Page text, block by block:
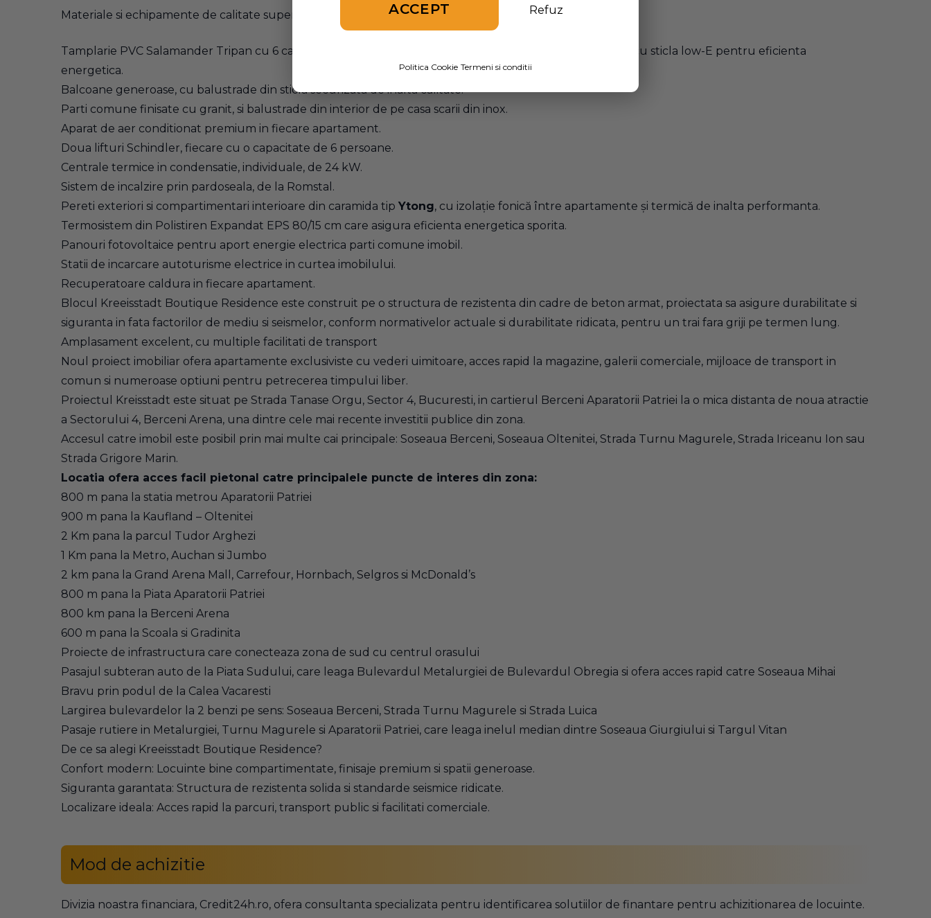
Materiale si echipamente de calitate superioara:
Tamplarie PVC Salamander Tripan cu 6 camere, culoare gri antracit la exterior si alb la interior, echipata cu sticla low-E pentru eficienta
energetica.
Balcoane generoase, cu balustrade din sticla securizata de inalta calitate.
Parti comune finisate cu granit, si balustrade din interior de pe casa scarii din inox.
Aparat de aer conditionat premium in fiecare apartament.
Doua lifturi Schindler, fiecare cu o capacitate de 6 persoane.
Centrale termice in condensatie, individuale, de 24 kW.
Sistem de incalzire prin pardoseala, de la Romstal.
Pereti exteriori si compartimentari interioare din caramida tip Ytong, cu izolație fonică între apartamente și termică de inalta performanta.
Termosistem din Polistiren Expandat EPS 80/15 cm care asigura eficienta energetica sporita.
Panouri fotovoltaice pentru aport energie electrica parti comune imobil.
Statii de incarcare autoturisme electrice in curtea imobilului.
Recuperatoare caldura in fiecare apartament.
Blocul Kreeisstadt Boutique Residence este construit pe o structura de rezistenta din cadre de beton armat, proiectata sa asigure durabilitate si
siguranta in fata factorilor de mediu si seismelor, conform normativelor actuale si durabilitate ridicata, pentru un trai fara griji pe termen lung.
Amplasament excelent, cu multiple facilitati de transport
Noul proiect imobiliar ofera apartamente exclusiviste cu vederi uimitoare, acces rapid la magazine, galerii comerciale, mijloace de transport in
comun si numeroase optiuni pentru petrecerea timpului liber.
Proiectul Kreisstadt este situat pe Strada Tanase Orgu, Sector 4, Bucuresti, in cartierul Berceni Aparatorii Patriei la o mica distanta de noua atractie
a Sectorului 4, Berceni Arena, una dintre cele mai recente investitii publice din zona.
Accesul catre imobil este posibil prin mai multe cai principale: Soseaua Berceni, Soseaua Oltenitei, Strada Turnu Magurele, Strada Iriceanu Ion sau
Strada Grigore Marin.
Locatia ofera acces facil pietonal catre principalele puncte de interes din zona:
800 m pana la statia metrou Aparatorii Patriei
900 m pana la Kaufland – Oltenitei
2 Km pana la parcul Tudor Arghezi
1 Km pana la Metro, Auchan si Jumbo
2 km pana la Grand Arena Mall, Carrefour, Hornbach, Selgros si McDonald’s
800 m pana la Piata Aparatorii Patriei
800 km pana la Berceni Arena
600 m pana la Scoala si Gradinita
Proiecte de infrastructura care conecteaza zona de sud cu centrul orasului
Pasajul subteran auto de la Piata Sudului, care leaga Bulevardul Metalurgiei de Bulevardul Obregia si ofera acces rapid catre Soseaua Mihai
Bravu prin podul de la Calea Vacaresti
Largirea bulevardelor la 2 benzi pe sens: Soseaua Berceni, Strada Turnu Magurele si Strada Luica
Pasaje rutiere in Metalurgiei, Turnu Magurele si Aparatorii Patriei, care leaga inelul median dintre Soseaua Giurgiului si Targul Vitan
De ce sa alegi Kreeisstadt Boutique Residence?
Confort modern: Locuinte bine compartimentate, finisaje premium si spatii generoase.
Siguranta garantata: Structura de rezistenta solida si standarde seismice ridicate.
Localizare ideala: Acces rapid la parcuri, transport public si facilitati comerciale.
Mod de achizitie
Divizia noastra financiara, Credit24h.ro, ofera consultanta specializata pentru identificarea solutiilor de finantare pentru achizitionarea de locuinte.
ACCEPT Refuz
Politica Cookie Termeni si conditii